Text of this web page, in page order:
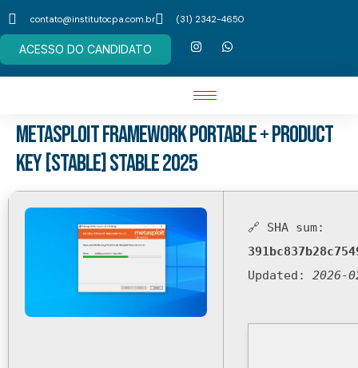
contato@institutocpa.com.br (31) 2342-4650
ACESSO DO CANDIDATO
Metasploit Framework Portable + Product
Key [Stable] Stable 2025
🔗 SHA sum:
Updated: 2026-